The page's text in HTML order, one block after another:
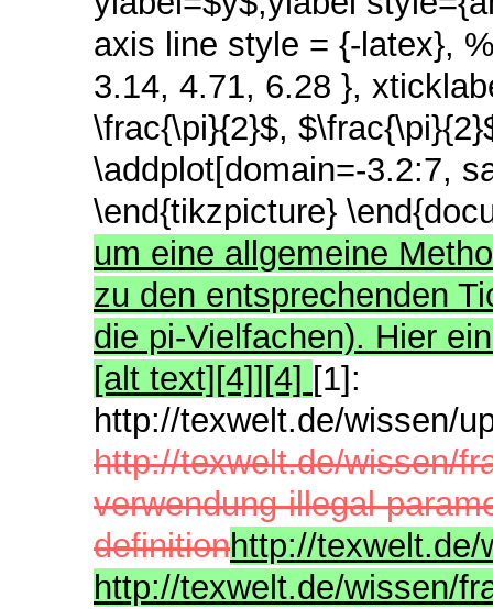
axis line style = {-latex},
3.14, 4.71, 6.28 },
\frac{\pi}{2}$,
\addplot[domain=-3.2:7,
\end{tikzpicture}
um eine allgemeine
zu den entsprechenden
die pi-Vielfachen). Hier
[alt text][4]][4] [1]:
http://texwelt.de/wissen/
http://texwelt.de/wissen/
verwendung-illegal-
definitionhttp://
http://texwelt.de/wissen/